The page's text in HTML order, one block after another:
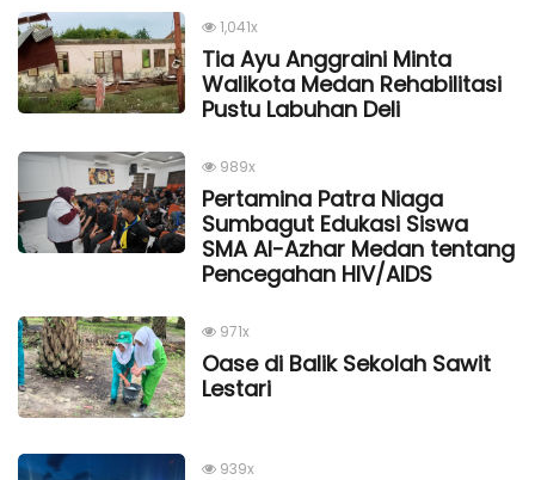
1,041x
Tia Ayu Anggraini Minta
Walikota Medan Rehabilitasi
Pustu Labuhan Deli
989x
Pertamina Patra Niaga
Sumbagut Edukasi Siswa
SMA Al-Azhar Medan tentang
Pencegahan HIV/AIDS
971x
Oase di Balik Sekolah Sawit
Lestari
939x